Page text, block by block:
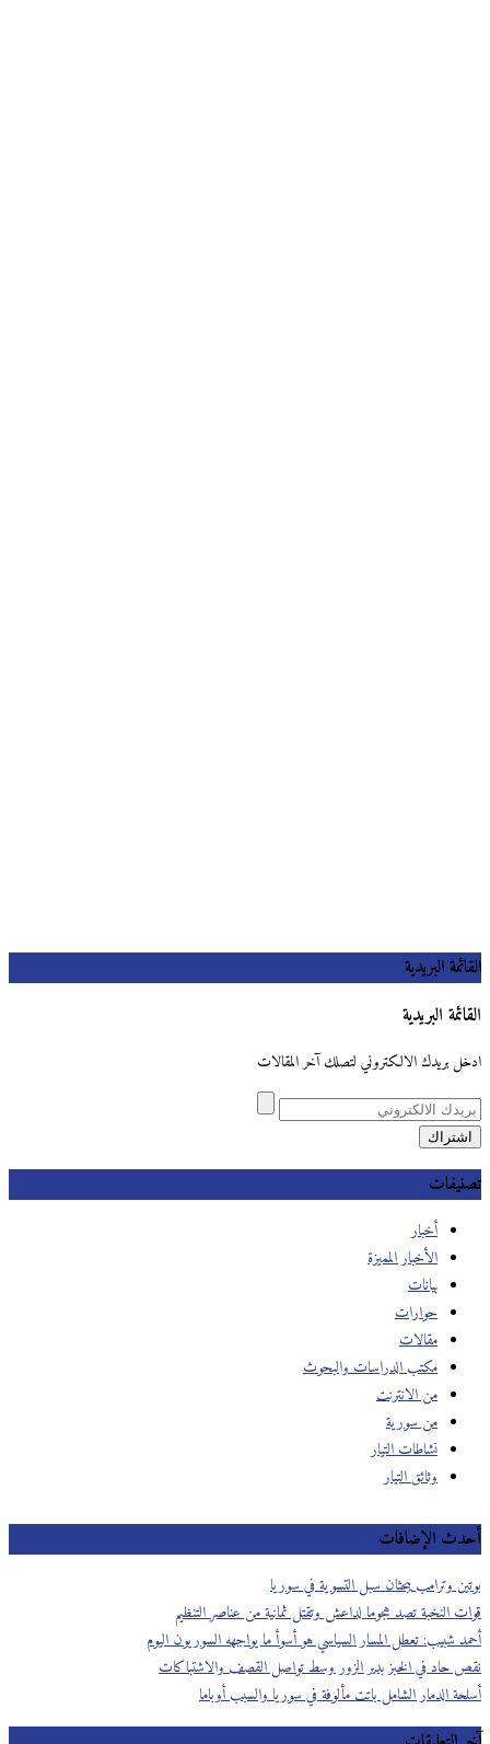
القائمة البريدية
القائمة البريدية
ادخل بريدك الالكتروني لتصلك آخر المقالات
تصنيفات
أخبار
الأخبار المميزة
بيانات
حوارات
مقالات
مكتب الدراسات والبحوث
من الانترنت
من سورية
نشاطات التيار
وثائق التيار
أحدث الإضافات
بوتين وترامب يبحثان سبل التسوية في سوريا
قوات النخبة تصد هجوما لداعش وتقتل ثمانية من عناصر التنظيم
أحمد شبيب: تعطل المسار السياسي هو أسوأ ما يواجهه السوريون اليوم
نقص حاد في الخبز بدير الزور وسط تواصل القصف والاشتباكات
أسلحة الدمار الشامل باتت مألوفة في سوريا والسبب أوباما